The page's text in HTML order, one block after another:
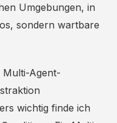
Umgebungen, in
sondern wartbare
Multi-Agent-
wichtig finde ich